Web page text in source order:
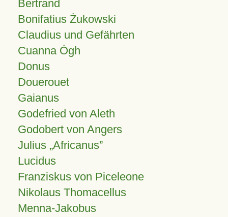
Bertrand
Bonifatius Żukowski
Claudius und Gefährten
Cuanna Ógh
Donus
Douerouet
Gaianus
Godefried von Aleth
Godobert von Angers
Julius Africanus
Lucidus
Franziskus von Piceleone
Nikolaus Thomacellus
Menna-Jakobus